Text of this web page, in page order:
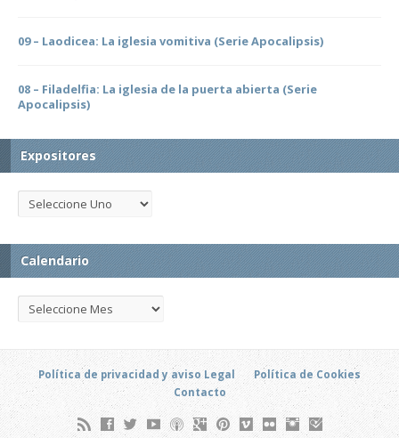
09 – Laodicea: La iglesia vomitiva (Serie Apocalipsis)
08 – Filadelfia: La iglesia de la puerta abierta (Serie
Apocalipsis)
Expositores
Calendario
Política de privacidad y aviso Legal
Política de Cookies
Contacto